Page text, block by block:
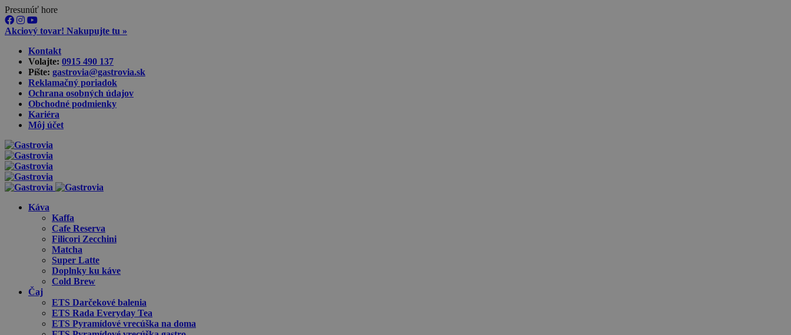
Presunúť hore
Akciový tovar! Nakupujte tu »
content
Kontakt
Volajte: 0915 490 137‬
Píšte: gastrovia@gastrovia.sk‬
Reklamačný poriadok
Ochrana osobných údajov
Obchodné podmienky
Kariéra
Môj účet
Káva
Kaffa
Cafe Reserva
Filicori Zecchini
Matcha
Super Latte
Doplnky ku káve
Cold Brew
Čaj
ETS Darčekové balenia
ETS Rada Everyday Tea
ETS Pyramídové vrecúška na doma